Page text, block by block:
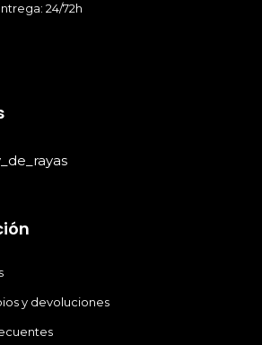
24/72h
y devoluciones